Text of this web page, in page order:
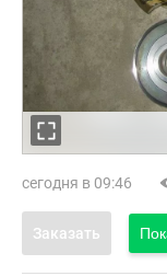
сегодня в 09:46
Заказать